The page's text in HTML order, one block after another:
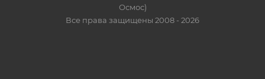
Осмос)
Все права защищены 2008 - 2026